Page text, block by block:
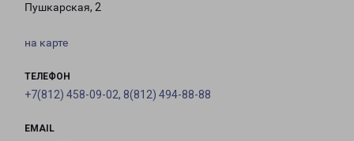
Пушкарская, 2
на карте
ТЕЛЕФОН
+7(812) 458-09-02, 8(812) 494-88-88
EMAIL